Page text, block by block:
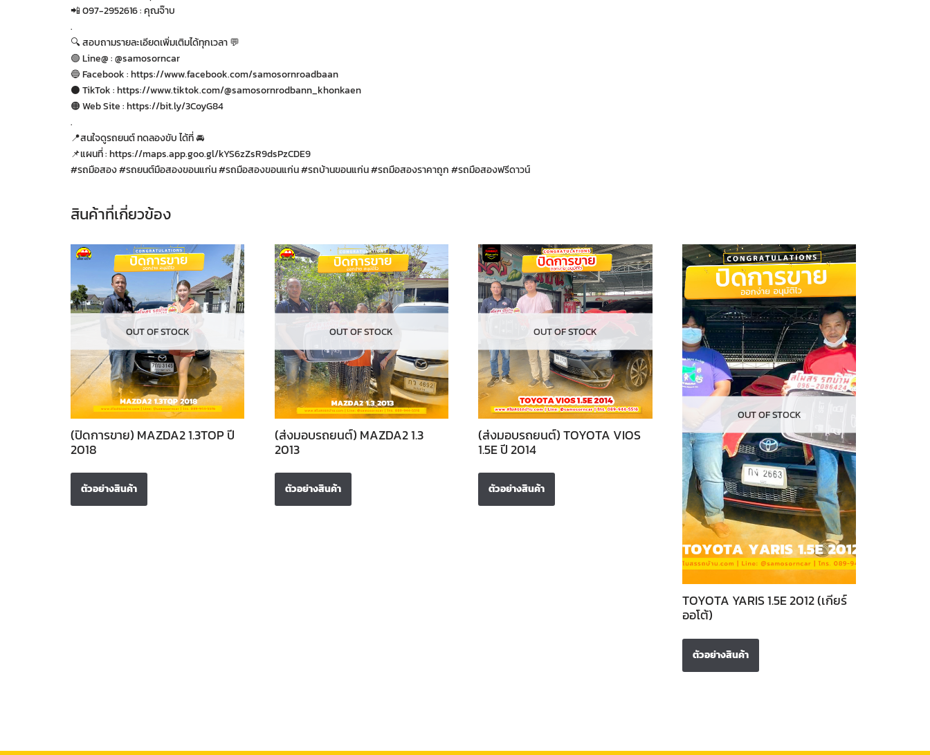
📲 097-2952616 : คุณจ๊าบ
.
🔍 สอบถามรายละเอียดเพิ่มเติมได้ทุกเวลา 💬
🟢 Line@ : @samosorncar
🔵 Facebook : https://www.facebook.com/samosornroadbaan
⚫️ TikTok : https://www.tiktok.com/@samosornrodbann_khonkaen
🟠 Web Site : https://bit.ly/3CoyG84
.
📍สนใจดูรถยนต์ ทดลองขับ ได้ที่ 🚘
📌แผนที่ : https://maps.app.goo.gl/kYS6zZsR9dsPzCDE9
#รถมือสอง #รถยนต์มือสองขอนแก่น #รถมือสองขอนแก่น #รถบ้านขอนแก่น #รถมือสองราคาถูก #รถมือสองฟรีดาวน์
สินค้าที่เกี่ยวข้อง
OUT OF STOCK
(ปิดการขาย) MAZDA2 1.3TOP ปี
2018
ตัวอย่างสินค้า
OUT OF STOCK
(ส่งมอบรถยนต์) MAZDA2 1.3
2013
ตัวอย่างสินค้า
OUT OF STOCK
(ส่งมอบรถยนต์) TOYOTA VIOS
1.5E ปี 2014
ตัวอย่างสินค้า
OUT OF STOCK
TOYOTA YARIS 1.5E 2012 (เกียร์
ออโต้)
ตัวอย่างสินค้า